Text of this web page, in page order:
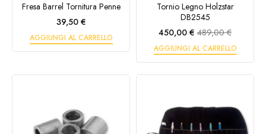
Fresa Barrel Tornitura Penne
Prezzo
39,50 €
AGGIUNGI AL CARRELLO
Tornio Legno Holzstar
DB2545
Prezzo
450,00 € Prezzo
base
489,00 €
AGGIUNGI AL CARRELLO